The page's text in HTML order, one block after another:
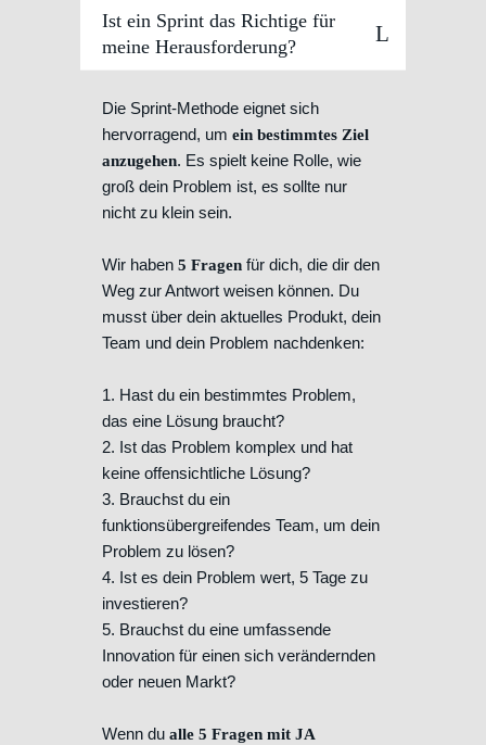
Ist ein Sprint das Richtige für
meine Herausforderung?
Die Sprint-Methode eignet sich
hervorragend, um ein bestimmtes Ziel
anzugehen. Es spielt keine Rolle, wie
groß dein Problem ist, es sollte nur
nicht zu klein sein.
Wir haben 5 Fragen für dich, die dir den
Weg zur Antwort weisen können. Du
musst über dein aktuelles Produkt, dein
Team und dein Problem nachdenken:
1. Hast du ein bestimmtes Problem,
das eine Lösung braucht?
2. Ist das Problem komplex und hat
keine offensichtliche Lösung?
3. Brauchst du ein
funktionsübergreifendes Team, um dein
Problem zu lösen?
4. Ist es dein Problem wert, 5 Tage zu
investieren?
5. Brauchst du eine umfassende
Innovation für einen sich verändernden
oder neuen Markt?
Wenn du alle 5 Fragen mit JA